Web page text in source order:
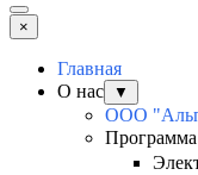
×
Главная
О нас
▼
ООО
Программа